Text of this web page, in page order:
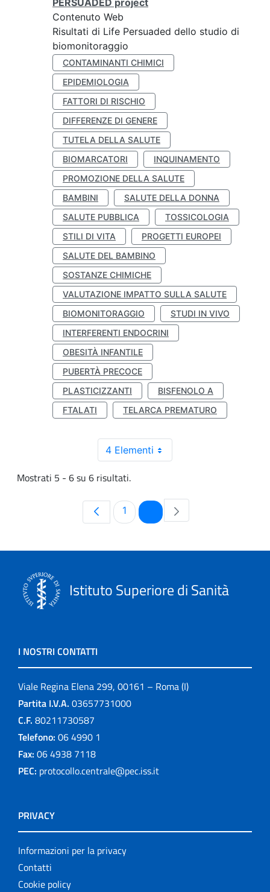
PERSUADED project
Contenuto Web
Risultati di Life Persuaded dello studio di
biomonitoraggio
CONTAMINANTI CHIMICI
EPIDEMIOLOGIA
FATTORI DI RISCHIO
DIFFERENZE DI GENERE
TUTELA DELLA SALUTE
BIOMARCATORI
INQUINAMENTO
PROMOZIONE DELLA SALUTE
BAMBINI
SALUTE DELLA DONNA
SALUTE PUBBLICA
TOSSICOLOGIA
STILI DI VITA
PROGETTI EUROPEI
SALUTE DEL BAMBINO
SOSTANZE CHIMICHE
VALUTAZIONE IMPATTO SULLA SALUTE
BIOMONITORAGGIO
STUDI IN VIVO
INTERFERENTI ENDOCRINI
OBESITÀ INFANTILE
PUBERTÀ PRECOCE
PLASTICIZZANTI
BISFENOLO A
FTALATI
TELARCA PREMATURO
4 Elementi
Mostrati 5 - 6 su 6 risultati.
Pagina
1 Pagina
Istituto Superiore di Sanità
I NOSTRI CONTATTI
Viale Regina Elena 299, 00161 – Roma (I)
Partita I.V.A. 03657731000
C.F. 80211730587
Telefono: 06 4990 1
Fax: 06 4938 7118
PEC: protocollo.centrale@pec.iss.it
PRIVACY
Informazioni per la privacy
Contatti
Cookie policy